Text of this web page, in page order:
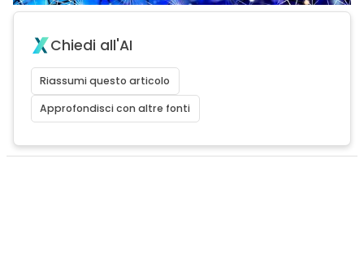
Chiedi all'AI
Riassumi questo articolo
Approfondisci con altre fonti